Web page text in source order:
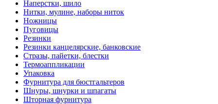
Наперстки, шило
Нитки, мулине, наборы ниток
Ножницы
Пуговицы
Резинки
Резинки канцелярские, банковские
Стразы, пайетки, блестки
Термоаппликации
Упаковка
Фурнитура для бюстгальтеров
Шнуры, шнурки и шпагаты
Шторная фурнитура